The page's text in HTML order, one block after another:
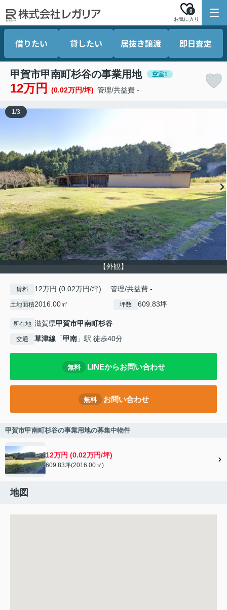
お気に入り
0
借りたい 貸したい 居抜き譲渡 即日査定
甲賀市甲南町杉谷の事業用地 空室1
12万円 (0.02万円/坪) 管理/共益費 -
【外観】
1 /3
賃料 12万円 (0.02万円/坪) 管理/共益費 -
土地面積2016.00㎡ 坪数 609.83坪
所在地 滋賀県甲賀市甲南町杉谷
交通 草津線 「甲南 」駅 徒歩40分
無料 LINEからお問い合わせ
無料 お問い合わせ
甲賀市甲南町杉谷の事業用地の募集中物件
12万円 (0.02万円/坪)
609.83坪(2016.00㎡)
地図